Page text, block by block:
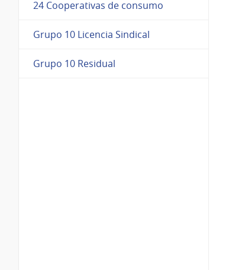
24 Cooperativas de consumo
Grupo 10 Licencia Sindical
Grupo 10 Residual